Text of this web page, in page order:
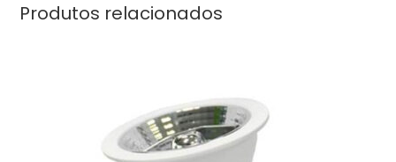
Produtos relacionados